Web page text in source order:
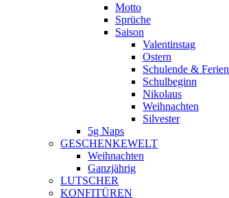
Motto
Sprüche
Saison
Valentinstag
Ostern
Schulende & Ferien
Schulbeginn
Nikolaus
Weihnachten
Silvester
5g Naps
GESCHENKEWELT
Weihnachten
Ganzjährig
LUTSCHER
KONFITÜREN